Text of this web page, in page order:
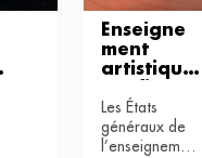
Enseigne
ment
artistique
unis pour
faire
bouger
Les États
généraux de
l’enseignement